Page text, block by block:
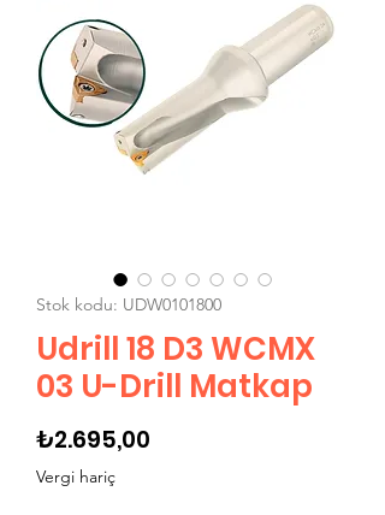
Stok kodu: UDW0101800
Udrill 18 D3 WCMX
03 U-Drill Matkap
₺2.695,00
Vergi hariç